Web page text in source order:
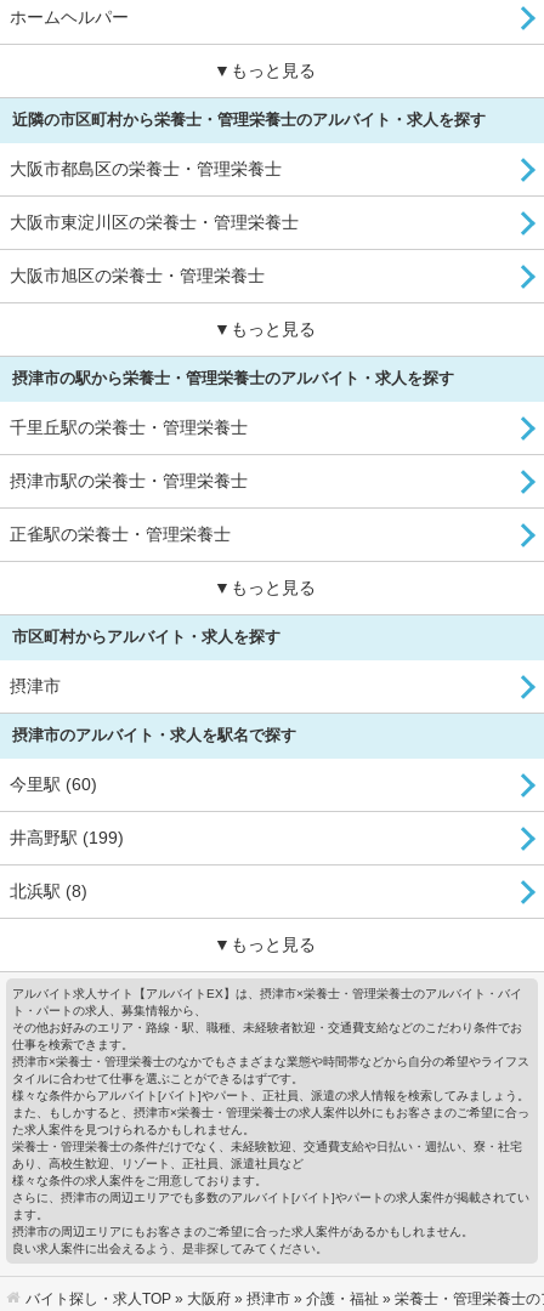
ホームヘルパー
▼もっと見る
近隣の市区町村から栄養士・管理栄養士のアルバイト・求人を探す
大阪市都島区の栄養士・管理栄養士
大阪市東淀川区の栄養士・管理栄養士
大阪市旭区の栄養士・管理栄養士
▼もっと見る
摂津市の駅から栄養士・管理栄養士のアルバイト・求人を探す
千里丘駅の栄養士・管理栄養士
摂津市駅の栄養士・管理栄養士
正雀駅の栄養士・管理栄養士
▼もっと見る
市区町村からアルバイト・求人を探す
摂津市
摂津市のアルバイト・求人を駅名で探す
今里駅 (60)
井高野駅 (199)
北浜駅 (8)
▼もっと見る
アルバイト求人サイト【アルバイトEX】は、摂津市×栄養士・管理栄養士のアルバイト・バイ
ト・パートの求人、募集情報から、
その他お好みのエリア・路線・駅、職種、未経験者歓迎・交通費支給などのこだわり条件でお
仕事を検索できます。
摂津市×栄養士・管理栄養士のなかでもさまざまな業態や時間帯などから自分の希望やライフス
タイルに合わせて仕事を選ぶことができるはずです。
様々な条件からアルバイト[バイト]やパート、正社員、派遣の求人情報を検索してみましょう。
また、もしかすると、摂津市×栄養士・管理栄養士の求人案件以外にもお客さまのご希望に合っ
た求人案件を見つけられるかもしれません。
栄養士・管理栄養士の条件だけでなく、未経験歓迎、交通費支給や日払い・週払い、寮・社宅
あり、高校生歓迎、リゾート、正社員、派遣社員など
様々な条件の求人案件をご用意しております。
さらに、摂津市の周辺エリアでも多数のアルバイト[バイト]やパートの求人案件が掲載されてい
ます。
摂津市の周辺エリアにもお客さまのご希望に合った求人案件があるかもしれません。
良い求人案件に出会えるよう、是非探してみてください。
バイト探し・求人TOP » 大阪府 » 摂津市 » 介護・福祉 » 栄養士・管理栄養士